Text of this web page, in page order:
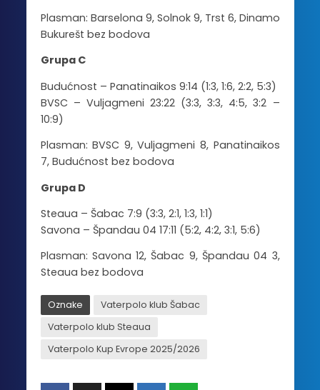
Plasman: Barselona 9, Solnok 9, Trst 6, Dinamo
Bukurešt bez bodova
Grupa C
Budućnost – Panatinaikos 9:14 (1:3, 1:6, 2:2, 5:3)
BVSC – Vuljagmeni 23:22 (3:3, 3:3, 4:5, 3:2 –
10:9)
Plasman: BVSC 9, Vuljagmeni 8, Panatinaikos
7, Budućnost bez bodova
Grupa D
Steaua – Šabac 7:9 (3:3, 2:1, 1:3, 1:1)
Savona – Špandau 04 17:11 (5:2, 4:2, 3:1, 5:6)
Plasman: Savona 12, Šabac 9, Špandau 04 3,
Steaua bez bodova
Oznake
Vaterpolo klub Šabac
Vaterpolo klub Steaua
Vaterpolo Kup Evrope 2025/2026